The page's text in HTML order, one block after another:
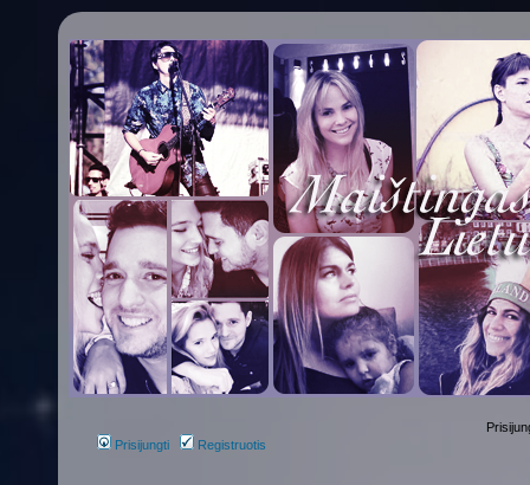
Prisijungti Registruotis